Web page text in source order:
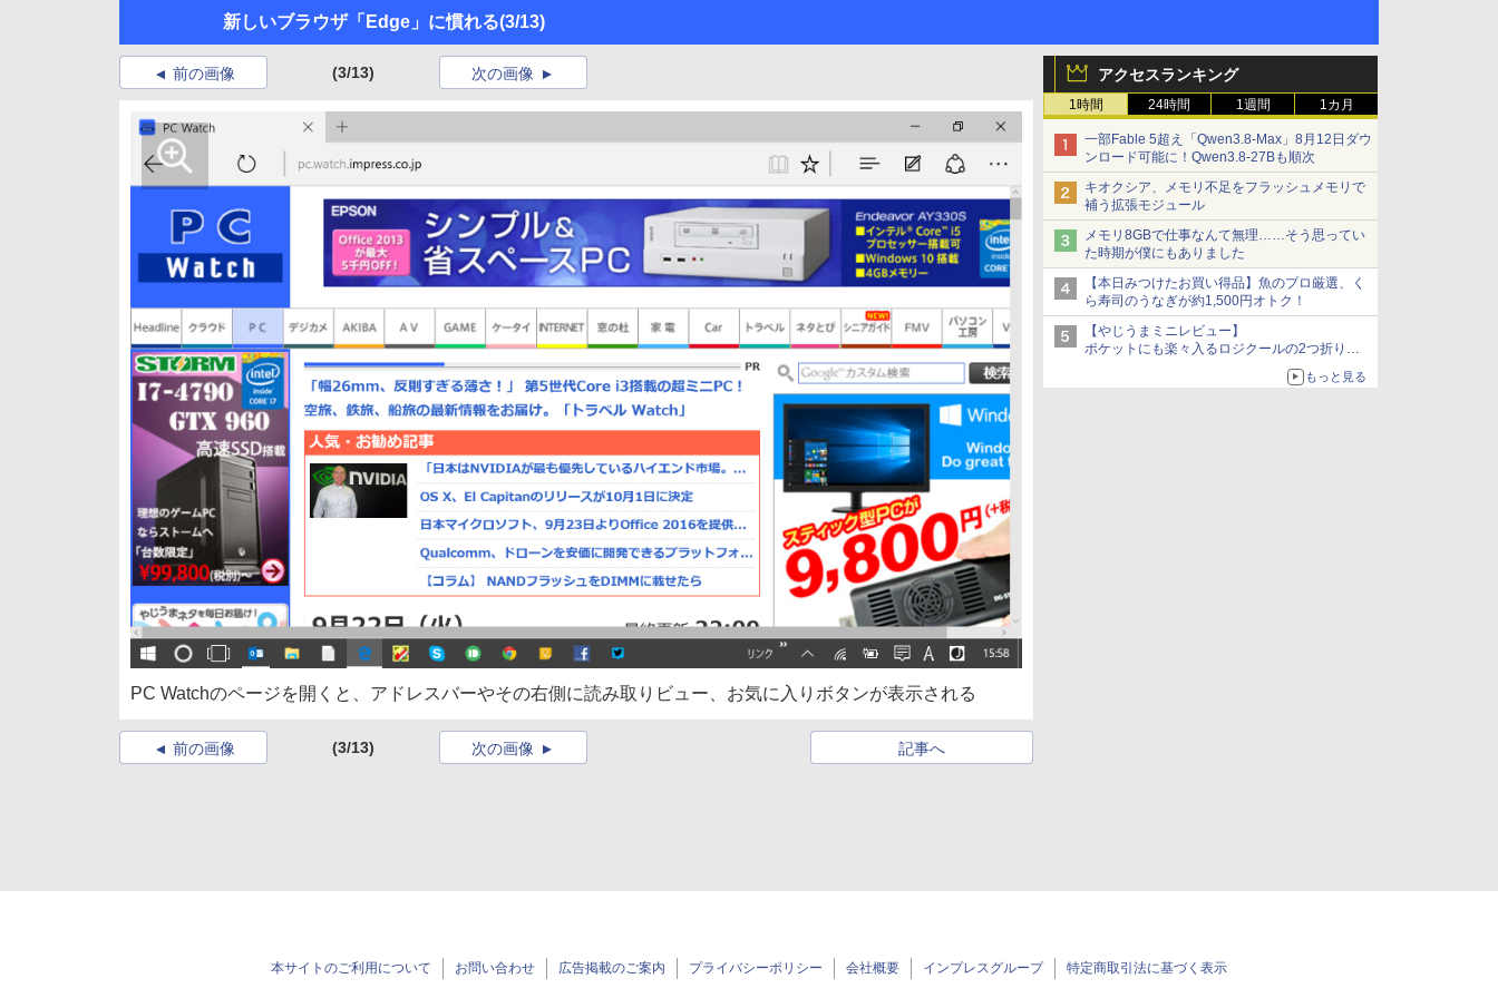
新しいブラウザ「Edge」に慣れる(3/13)
アクセスランキング
1時間 24時間 1週間 1カ月
一部Fable 5超え「Qwen3.8-Max」8月12日ダウ
ンロード可能に！Qwen3.8-27Bも順次
キオクシア、メモリ不足をフラッシュメモリで
補う拡張モジュール
メモリ8GBで仕事なんて無理……そう思ってい
た時期が僕にもありました
【本日みつけたお買い得品】魚のプロ厳選、く
ら寿司のうなぎが約1,500円オトク！
【やじうまミニレビュー】
ポケットにも楽々入るロジクールの2つ折りマ
ウス「Mobi Fold」。その気になるギミックと
もっと見る
前の画像 (3/13) 次の画像
PC Watchのページを開くと、アドレスバーやその右側に読み取りビュー、お気に入りボタンが表示される
前の画像 (3/13) 記事へ
次の画像
本サイトのご利用について お問い合わせ 広告掲載のご案内 プライバシーポリシー 会社概要 インプレスグループ 特定商取引法に基づく表示